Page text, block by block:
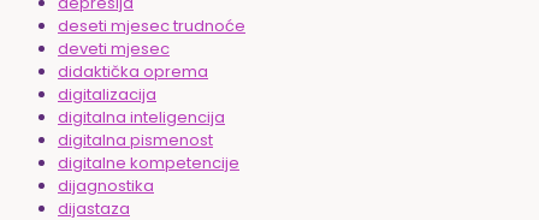
deseti mjesec trudnoće
deveti mjesec
didaktička oprema
digitalizacija
digitalna inteligencija
digitalna pismenost
digitalne kompetencije
dijagnostika
dijastaza